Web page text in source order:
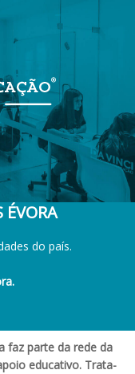
ÉVORA
do país.
faz parte da rede da
educativo. Trata-